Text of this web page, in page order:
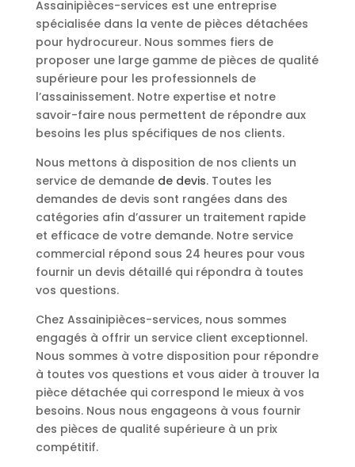
Assainipièces-services est une entreprise
spécialisée dans la vente de pièces détachées
pour hydrocureur. Nous sommes fiers de
proposer une large gamme de pièces de qualité
supérieure pour les professionnels de
l’assainissement. Notre expertise et notre
savoir-faire nous permettent de répondre aux
besoins les plus spécifiques de nos clients.
Nous mettons à disposition de nos clients un
service de demande de devis. Toutes les
demandes de devis sont rangées dans des
catégories afin d’assurer un traitement rapide
et efficace de votre demande. Notre service
commercial répond sous 24 heures pour vous
fournir un devis détaillé qui répondra à toutes
vos questions.
Chez Assainipièces-services, nous sommes
engagés à offrir un service client exceptionnel.
Nous sommes à votre disposition pour répondre
à toutes vos questions et vous aider à trouver la
pièce détachée qui correspond le mieux à vos
besoins. Nous nous engageons à vous fournir
des pièces de qualité supérieure à un prix
compétitif.